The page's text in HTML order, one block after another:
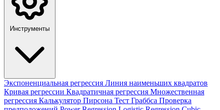
Инструменты
Экспоненциальная регрессия Линия наименьших квадратов
Кривая регрессии Квадратичная регрессия Множественная
регрессия Калькулятор Пирсона Тест Граббса Проверка